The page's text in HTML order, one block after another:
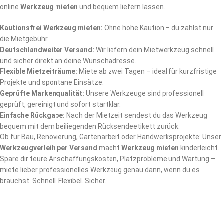
online Werkzeug mieten und bequem liefern lassen.
Kautionsfrei Werkzeug mieten: Ohne hohe Kaution – du zahlst nur
die Mietgebühr.
Deutschlandweiter Versand: Wir liefern dein Mietwerkzeug schnell
und sicher direkt an deine Wunschadresse.
Flexible Mietzeiträume: Miete ab zwei Tagen – ideal für kurzfristige
Projekte und spontane Einsätze.
Geprüfte Markenqualität: Unsere Werkzeuge sind professionell
geprüft, gereinigt und sofort startklar.
Einfache Rückgabe: Nach der Mietzeit sendest du das Werkzeug
bequem mit dem beiliegenden Rücksendeetikett zurück.
Ob für Bau, Renovierung, Gartenarbeit oder Handwerksprojekte: Unser
Werkzeugverleih per Versand macht Werkzeug mieten kinderleicht.
Spare dir teure Anschaffungskosten, Platzprobleme und Wartung –
miete lieber professionelles Werkzeug genau dann, wenn du es
brauchst. Schnell. Flexibel. Sicher.